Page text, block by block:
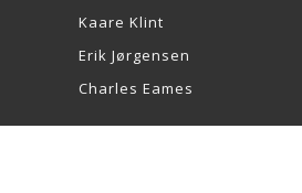
Kaare Klint
Erik Jørgensen
Charles Eames